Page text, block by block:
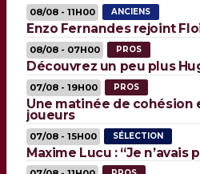
08/08 - 11H00 ANCIENS
Enzo Fernandes rejoint
08/08 - 07H00 PROS
Découvrez un peu plus
07/08 - 19H00 PROS
Une matinée de cohésion
joueurs
07/08 - 15H00 SÉLECTION
Maxime Lucu : “Je